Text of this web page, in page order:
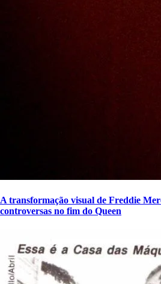
A transformação visual de Freddie
controversas no fim do Queen